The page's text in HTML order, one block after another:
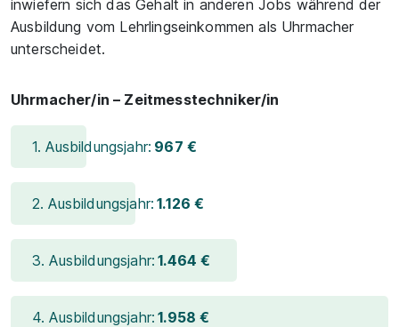
inwiefern sich das Gehalt in anderen Jobs während der
Ausbildung vom Lehrlingseinkommen als Uhrmacher
unterscheidet.
Uhrmacher/in – Zeitmesstechniker/in
1. Ausbildungsjahr: 967 €
2. Ausbildungsjahr: 1.126 €
3. Ausbildungsjahr: 1.464 €
4. Ausbildungsjahr: 1.958 €